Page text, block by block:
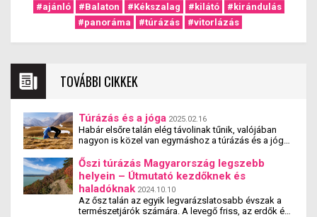
#ajánló #Balaton #Kékszalag #kilátó
#kirándulás
#panoráma
#túrázás #vitorlázás
TOVÁBBI CIKKEK
Túrázás és a jóga 2025.02.16
Habár elsőre talán elég távolinak tűnik, valójában
nagyon is közel van egymáshoz a túrázás és a jóga.
túrázás együtt nemcsak fizikai, hanem mentális
jóllétet is teremt.
Őszi túrázás Magyarország legszebb
helyein – Útmutató kezdőknek és
haladóknak 2024.10.10
Az ősz talán az egyik legvarázslatosabb évszak a
természetjárók számára. A levegő friss, az erdők és